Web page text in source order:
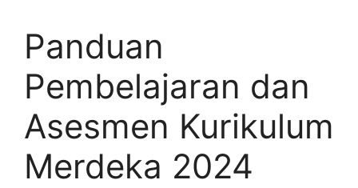
Panduan
Pembelajaran dan
Asesmen Kurikulum
Merdeka 2024